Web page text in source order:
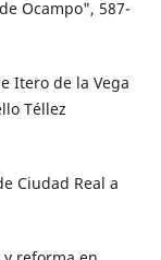
Ocampo", 587-
Itero de la Vega
Téllez
Ciudad Real a